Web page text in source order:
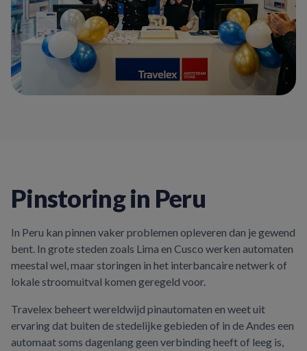
Pinstoring in Peru
In Peru kan pinnen vaker problemen opleveren dan je gewend
bent. In grote steden zoals Lima en Cusco werken automaten
meestal wel, maar storingen in het interbancaire netwerk of
lokale stroomuitval komen geregeld voor.
Travelex beheert wereldwijd pinautomaten en weet uit
ervaring dat buiten de stedelijke gebieden of in de Andes een
automaat soms dagenlang geen verbinding heeft of leeg is,